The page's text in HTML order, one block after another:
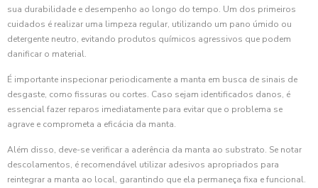
sua durabilidade e desempenho ao longo do tempo. Um dos primeiros
cuidados é realizar uma limpeza regular, utilizando um pano úmido ou
detergente neutro, evitando produtos químicos agressivos que podem
danificar o material.
É importante inspecionar periodicamente a manta em busca de sinais de
desgaste, como fissuras ou cortes. Caso sejam identificados danos, é
essencial fazer reparos imediatamente para evitar que o problema se
agrave e comprometa a eficácia da manta.
Além disso, deve-se verificar a aderência da manta ao substrato. Se notar
descolamentos, é recomendável utilizar adesivos apropriados para
reintegrar a manta ao local, garantindo que ela permaneça fixa e funcional.